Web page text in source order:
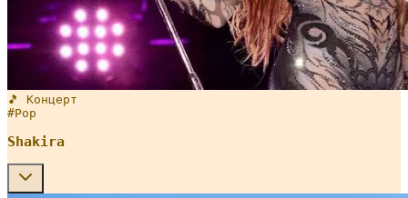
🎵 Концерт
#Pop
Shakira